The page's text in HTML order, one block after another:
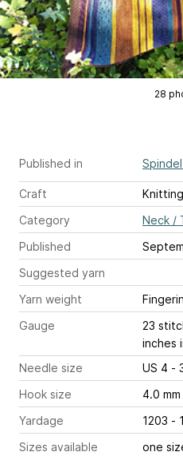
28
Published in
Craft
Knitting
Category
Neck /
Published
Suggested yarn
Yarn weight
Gauge
23
inches
Needle size
Hook size
4.0 mm
Yardage
1203 -
Sizes available
one